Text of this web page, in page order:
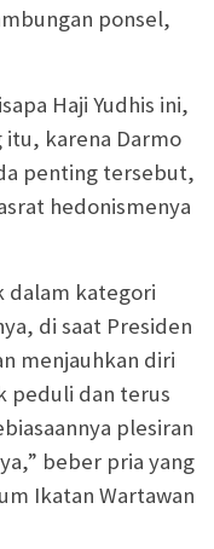
ponsel,
Haji Yudhis ini,
karena Darmo
penting tersebut,
hedonismenya
dalam kategori
di saat Presiden
menjauhkan diri
peduli dan terus
plesiran
beber pria yang
Ikatan Wartawan